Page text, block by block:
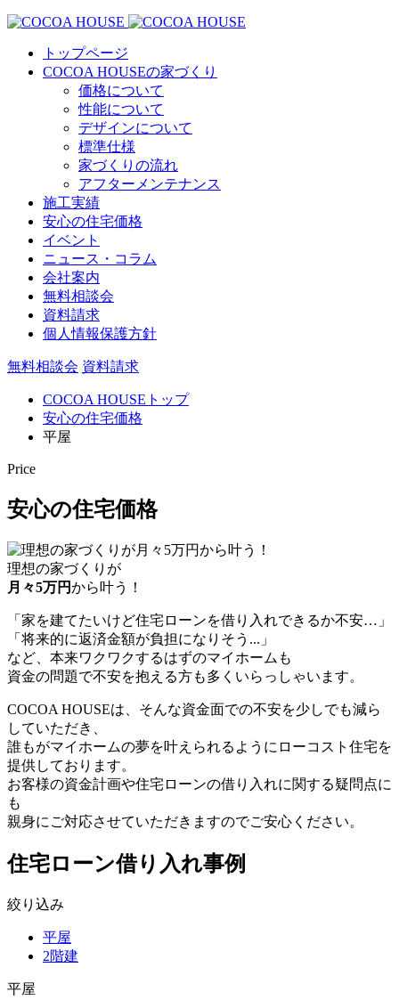
トップページ
COCOA HOUSEの家づくり
価格について
性能について
デザインについて
標準仕様
家づくりの流れ
アフターメンテナンス
施工実績
安心の住宅価格
イベント
ニュース・コラム
会社案内
無料相談会
資料請求
個人情報保護方針
無料相談会 資料請求
COCOA HOUSEトップ
安心の住宅価格
平屋
Price
安心の住宅価格
理想の家づくりが
月々5万円から叶う！
「家を建てたいけど住宅ローンを借り入れできるか不安…」
「将来的に返済金額が負担になりそう...」
など、本来ワクワクするはずのマイホームも
資金の問題で不安を抱える方も多くいらっしゃいます。
COCOA HOUSEは、そんな資金面での不安を少しでも減ら
していただき、
誰もがマイホームの夢を叶えられるようにローコスト住宅を
提供しております。
お客様の資金計画や住宅ローンの借り入れに関する疑問点に
も
親身にご対応させていただきますのでご安心ください。
住宅ローン借り入れ事例
絞り込み
平屋
2階建
平屋